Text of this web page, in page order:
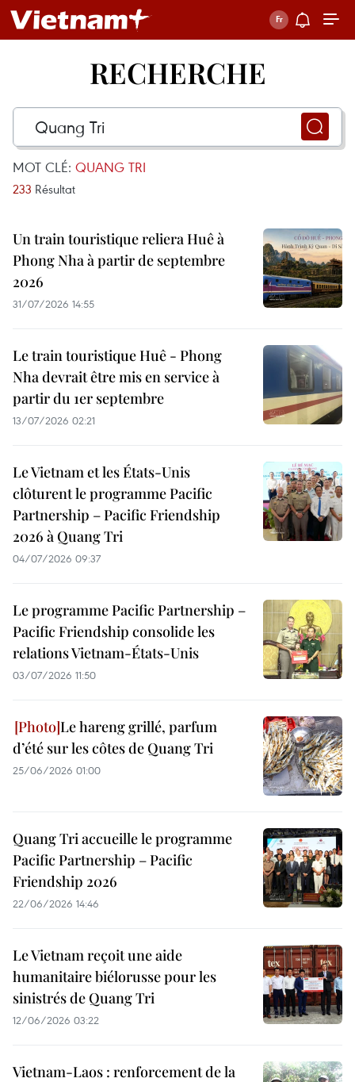
RECHERCHE
MOT CLÉ: QUANG TRI
233 Résultat
Un train touristique reliera Huê à
Phong Nha à partir de septembre
2026
31/07/2026 14:55
Le train touristique Huê - Phong
Nha devrait être mis en service à
partir du 1er septembre
13/07/2026 02:21
Le Vietnam et les États-Unis
clôturent le programme Pacific
Partnership – Pacific Friendship
2026 à Quang Tri
04/07/2026 09:37
Le programme Pacific Partnership –
Pacific Friendship consolide les
relations Vietnam-États-Unis
03/07/2026 11:50
Le hareng grillé, parfum
d’été sur les côtes de Quang Tri
25/06/2026 01:00
Quang Tri accueille le programme
Pacific Partnership – Pacific
Friendship 2026
22/06/2026 14:46
Le Vietnam reçoit une aide
humanitaire biélorusse pour les
sinistrés de Quang Tri
12/06/2026 03:22
Vietnam-Laos : renforcement de la